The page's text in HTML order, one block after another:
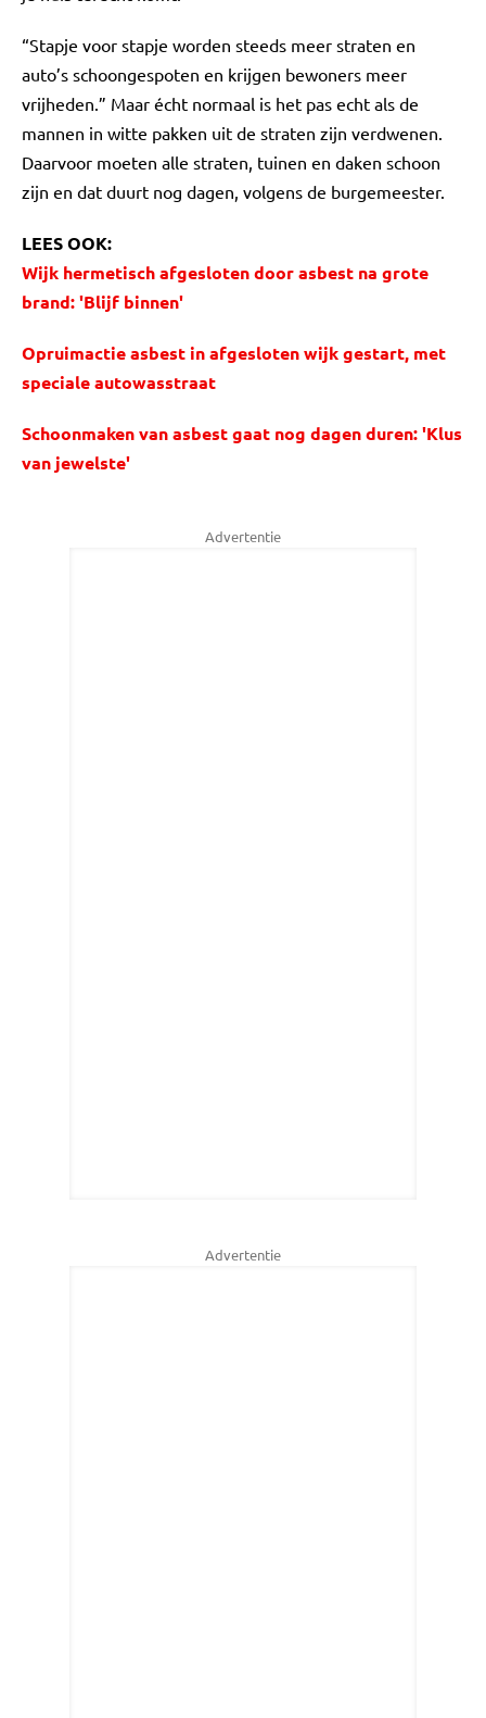
“Stapje voor stapje worden steeds meer straten en
auto’s schoongespoten en krijgen bewoners meer
vrijheden.” Maar écht normaal is het pas echt als de
mannen in witte pakken uit de straten zijn verdwenen.
Daarvoor moeten alle straten, tuinen en daken schoon
zijn en dat duurt nog dagen, volgens de burgemeester.
LEES OOK:
Wijk hermetisch afgesloten door asbest na grote
brand: 'Blijf binnen'
Opruimactie asbest in afgesloten wijk gestart, met
speciale autowasstraat
Schoonmaken van asbest gaat nog dagen duren: 'Klus
van jewelste'
Advertentie
Advertentie